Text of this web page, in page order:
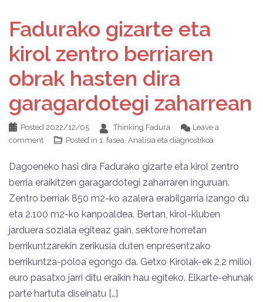
Fadurako gizarte eta
kirol zentro berriaren
obrak hasten dira
garagardotegi zaharrean
Posted 2022/12/05 Thinking Fadura
Leave a
comment
Posted in 1. fasea. Analisia eta diagnostikoa
Dagoeneko hasi dira Fadurako gizarte eta kirol zentro
berria eraikitzen garagardotegi zaharraren inguruan.
Zentro berriak 850 m2-ko azalera erabilgarria izango du
eta 2.100 m2-ko kanpoaldea. Bertan, kirol-kluben
jarduera soziala egiteaz gain, sektore horretan
berrikuntzarekin zerikusia duten enpresentzako
berrikuntza-poloa egongo da. Getxo Kirolak-ek 2,2 milioi
euro pasatxo jarri ditu eraikin hau egiteko. Elkarte-ehunak
parte hartuta diseinatu […]